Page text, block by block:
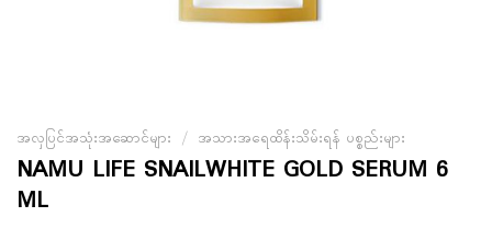
အလှပြင်အသုံးအဆောင်များ / အသားအရေထိန်းသိမ်းရန် ပစ္စည်းများ
NAMU LIFE SNAILWHITE GOLD SERUM 6
ML